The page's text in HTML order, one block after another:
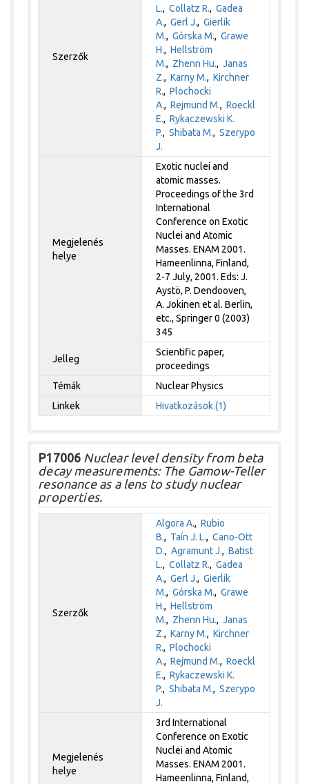
Szerzők
L.,Collatz R.,Gadea
A.,Gerl J.,Gierlik
M.,Górska M.,Grawe
H.,Hellström
M., Zhenn Hu.,Janas
Z.,Karny M.,Kirchner
R.,Plochocki
A.,Rejmund M.,Roeckl
E.,Rykaczewski K.
P.,Shibata M.,Szerypo
J.
Megjelenés
helye
Exotic nuclei and
atomic masses.
Proceedings of the 3rd
International
Conference on Exotic
Nuclei and Atomic
Masses. ENAM 2001.
Hameenlinna, Finland,
2-7 July, 2001. Eds: J.
Aystö, P. Dendooven,
A. Jokinen et al. Berlin,
etc., Springer 0 (2003)
345
Jelleg
Scientific paper,
proceedings
Témák
Nuclear Physics
Linkek
Hivatkozások (1)
P17006 Nuclear level density from beta
decay measurements: The Gamow-Teller
resonance as a lens to study nuclear
properties.
Szerzők
Algora A.,Rubio
B., Taín J. L.,Cano-Ott
D.,Agramunt J.,Batist
L.,Collatz R.,Gadea
A.,Gerl J.,Gierlik
M.,Górska M.,Grawe
H.,Hellström
M., Zhenn Hu.,Janas
Z.,Karny M.,Kirchner
R.,Plochocki
A.,Rejmund M.,Roeckl
E.,Rykaczewski K.
P.,Shibata M.,Szerypo
J.
Megjelenés
helye
3rd International
Conference on Exotic
Nuclei and Atomic
Masses. ENAM 2001.
Hameenlinna, Finland,